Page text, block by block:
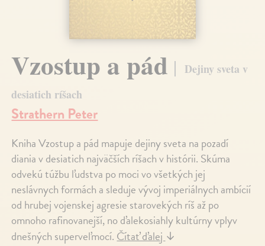
Vzostup a pád
Dejiny sveta v
desiatich ríšach
Strathern Peter
Kniha Vzostup a pád mapuje dejiny sveta na pozadí
diania v desiatich najväčších ríšach v histórii. Skúma
odvekú túžbu ľudstva po moci vo všetkých jej
neslávnych formách a sleduje vývoj imperiálnych ambícií
od hrubej vojenskej agresie starovekých ríš až po
omnoho rafinovanejší, no ďalekosiahly kultúrny vplyv
dnešných superveľmocí.Čítať ďalej↓